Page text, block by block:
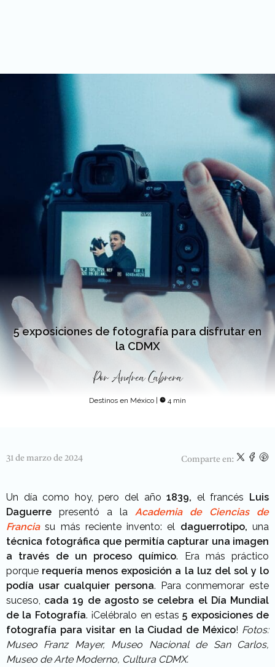
5 exposiciones de fotografía para disfrutar en
la CDMX
Por Andrea Cabrera
Destinos en México | 4 min
31 de marzo de 2024 Comparte en:
Un día como hoy, pero del año1839, el francés Luis
Daguerre presentó a la Academia de Ciencias de
Franciasu más reciente invento: el daguerrotipo, una
técnica fotográfica que permitía capturar una imagen
a través de un proceso químico. Era más práctico
porque requería menos exposición a la luz del sol y lo
podía usar cualquier persona. Para conmemorar este
suceso, cada 19 de agosto se celebra el Día Mundial
de la Fotografía. ¡Celébralo en estas5 exposiciones de
fotografía para visitar en la Ciudad de México! Fotos:
Museo Franz Mayer, Museo Nacional de San Carlos,
Museo de Arte Moderno, Cultura CDMX.